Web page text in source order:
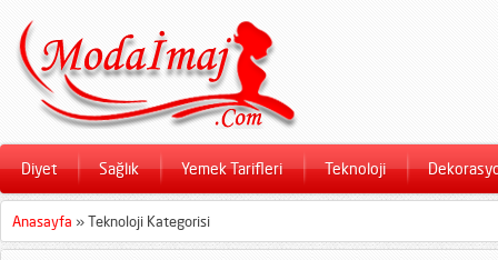
Diyet Sağlık Yemek Tarifleri Teknoloji
Anasayfa »Teknoloji Kategorisi